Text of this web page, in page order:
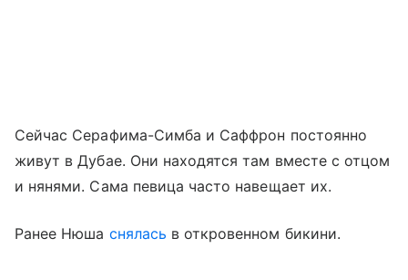
Сейчас Серафима-Симба и Саффрон постоянно
живут в Дубае. Они находятся там вместе с отцом
и нянями. Сама певица часто навещает их.
Ранее Нюша снялась в откровенном бикини.